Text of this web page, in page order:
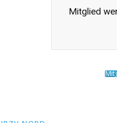
Mitglied